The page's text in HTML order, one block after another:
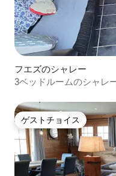
フエズのシャレー
3ベッドルームのシャレ
ゲストチョイス
ゲストチョイス